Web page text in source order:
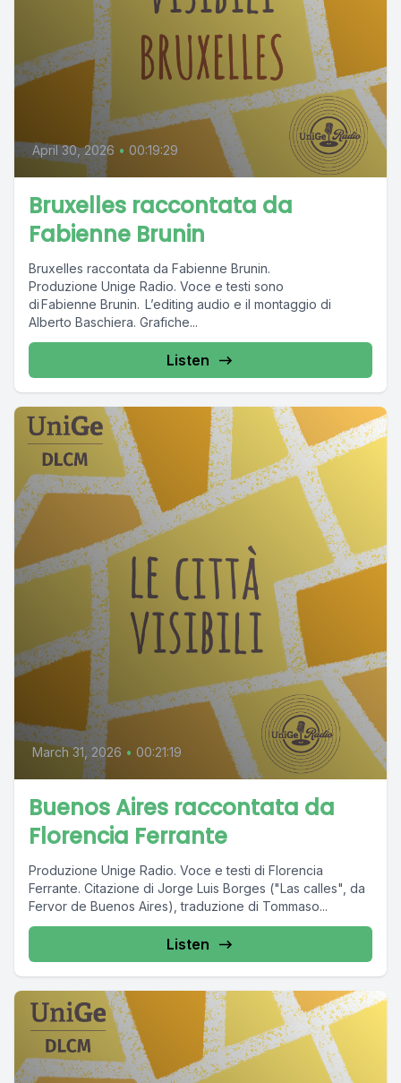
April 30, 2026 • 00:19:29
Bruxelles raccontata da
Fabienne Brunin
Bruxelles raccontata da Fabienne Brunin.
Produzione Unige Radio. Voce e testi sono
di Fabienne Brunin. L’editing audio e il montaggio di
Alberto Baschiera. Grafiche...
Listen
March 31, 2026 • 00:21:19
Buenos Aires raccontata da
Florencia Ferrante
Produzione Unige Radio. Voce e testi di Florencia
Ferrante. Citazione di Jorge Luis Borges ("Las calles", da
Fervor de Buenos Aires), traduzione di Tommaso...
Listen